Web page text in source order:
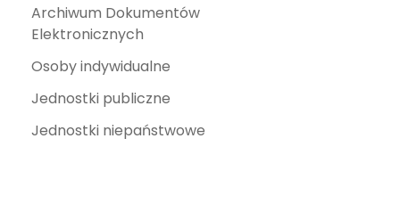
Archiwum Dokumentów
Elektronicznych
Osoby indywidualne
Jednostki publiczne
Jednostki niepaństwowe